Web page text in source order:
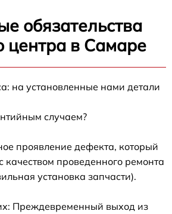
обязательства
центра в Самаре
на установленные нами детали
случаем?
проявление дефекта, который
качеством проведенного ремонта
установка запчасти).
Преждевременный выход из